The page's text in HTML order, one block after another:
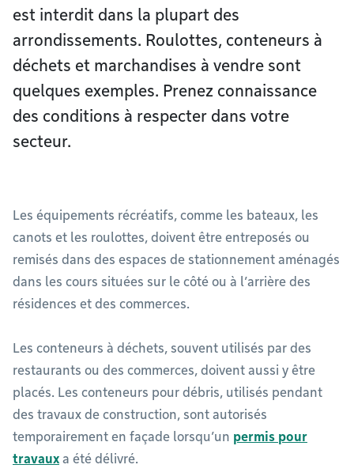
est interdit dans la plupart des
arrondissements. Roulottes, conteneurs à
déchets et marchandises à vendre sont
quelques exemples. Prenez connaissance
des conditions à respecter dans votre
secteur.
Les équipements récréatifs, comme les bateaux, les
canots et les roulottes, doivent être entreposés ou
remisés dans des espaces de stationnement aménagés
dans les cours situées sur le côté ou à l’arrière des
résidences et des commerces.
Les conteneurs à déchets, souvent utilisés par des
restaurants ou des commerces, doivent aussi y être
placés. Les conteneurs pour débris, utilisés pendant
des travaux de construction, sont autorisés
temporairement en façade lorsqu’un permis pour
travaux a été délivré.